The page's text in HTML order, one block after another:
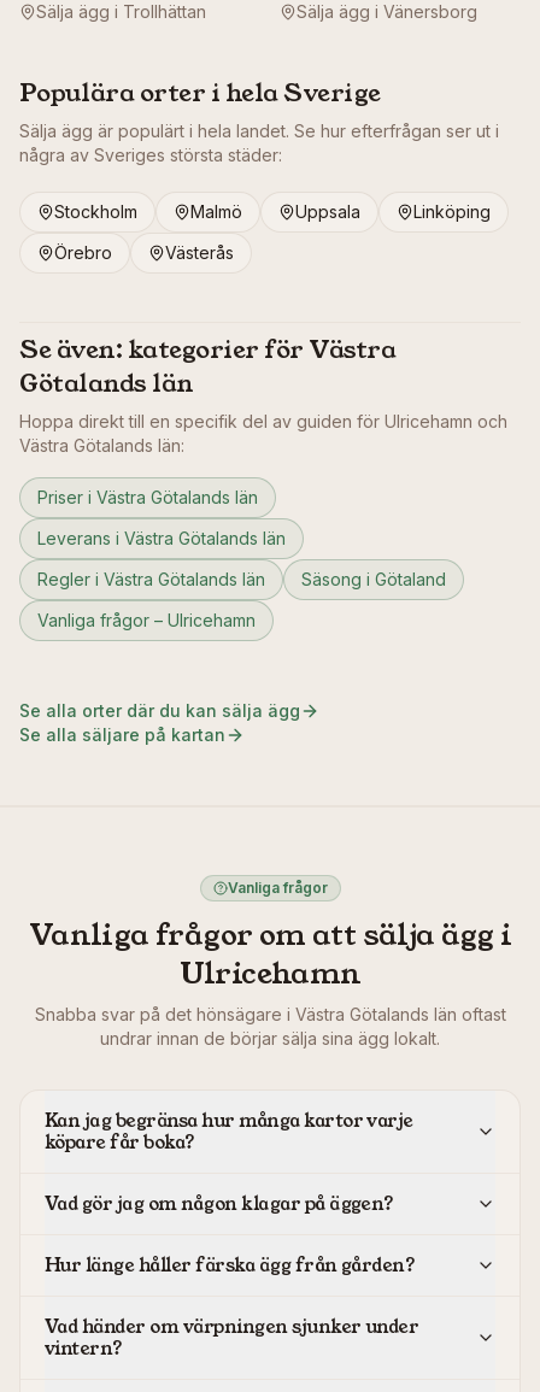
Sälja ägg i Trollhättan Sälja ägg i Vänersborg
Populära orter i hela Sverige
Sälja ägg är populärt i hela landet. Se hur efterfrågan ser ut i
några av Sveriges största städer:
Stockholm Malmö Uppsala
Linköping
Örebro
Västerås
Se även: kategorier för Västra
Götalands län
Hoppa direkt till en specifik del av guiden för Ulricehamn och
Västra Götalands län:
Priser i Västra Götalands län
Leverans i Västra Götalands län
Regler i Västra Götalands län
Säsong i Götaland
Vanliga frågor – Ulricehamn
Se alla orter där du kan sälja ägg
Se alla säljare på kartan
Vanliga frågor
Vanliga frågor om att sälja ägg i
Ulricehamn
Snabba svar på det hönsägare i Västra Götalands län oftast
undrar innan de börjar sälja sina ägg lokalt.
Kan jag begränsa hur många kartor varje
köpare får boka?
Vad gör jag om någon klagar på äggen?
Hur länge håller färska ägg från gården?
Vad händer om värpningen sjunker under
vintern?